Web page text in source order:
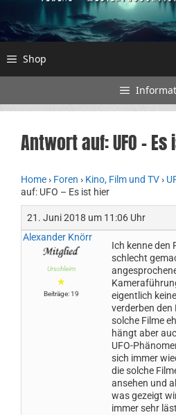
Shop
Antwort auf: UFO –
Home› Foren › Kino, Film und TV›
auf: UFO – Es ist hier
21. Juni 2018 um 11:06 Uhr
Alexander Knörr
Urschleim
★
Beiträge: 19
Ich kenne den
schlecht
eigentlich
verderben den
solche Filme
hängt aber
UFO-
sich immer
die solche
ansehen und
was gezeigt
immer sehr